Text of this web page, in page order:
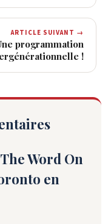
ARTICLE SUIVANT →
programmation
!
Word On
en